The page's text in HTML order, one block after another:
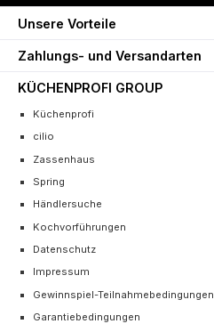
Unsere Vorteile
Zahlungs- und Versandarten
KÜCHENPROFI GROUP
Küchenprofi
cilio
Zassenhaus
Spring
Händlersuche
Kochvorführungen
Datenschutz
Impressum
Gewinnspiel-Teilnahmebedingungen
Garantiebedingungen